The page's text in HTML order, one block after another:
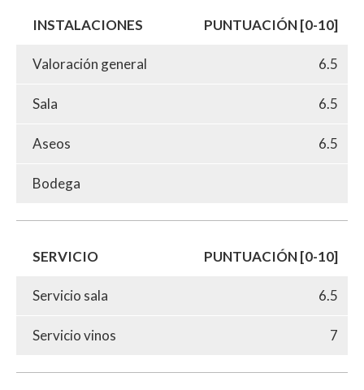
INSTALACIONES PUNTUACIÓN [0-10]
Valoración general 6.5
Sala 6.5
Aseos 6.5
Bodega
SERVICIO PUNTUACIÓN [0-10]
Servicio sala 6.5
Servicio vinos 7